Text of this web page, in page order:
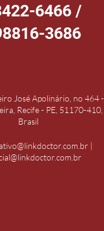
6466 /
3686
José Apolinário, no 464 -
Recife - PE, 51170-410,
Brasil
|